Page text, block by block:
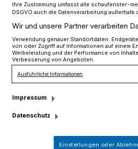
zur Sicherheit
am
das Ordnungsamt und
haben auf dem
und
durchgeführt.
Ihre Zustimmung umfasst alle schaufenster-
DSGVO auch die Datenverarbeitung außerhalb
Wir und unsere Partner verarbeiten
Verwendung genauer Standortdaten.
von oder Zugriff auf Informationen auf einem
Werbeleistung und der Performance von
Verbesserung von Angeboten.
Ausführliche Informationen
Impressum
Datenschutz
Einstellungen oder